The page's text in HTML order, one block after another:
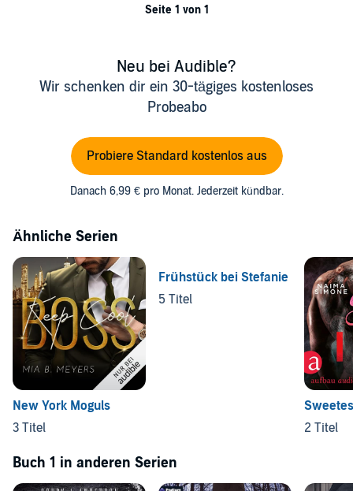
Seite 1 von 1
Neu bei Audible?
Wir schenken dir ein 30-tägiges kostenloses
Probeabo
Probiere Standard kostenlos aus
Danach 6,99 € pro Monat. Jederzeit kündbar.
Ähnliche Serien
New York Moguls
3 Titel
Frühstück bei Stefanie
5 Titel
2 Titel
Buch 1 in anderen Serien